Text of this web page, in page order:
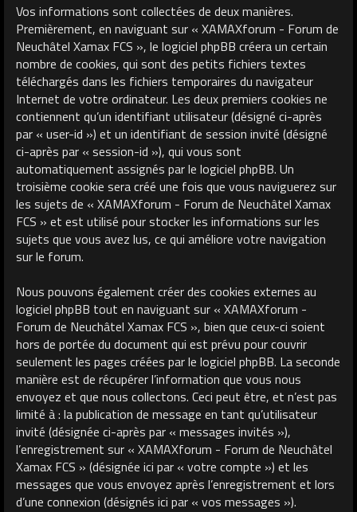
Vos informations sont collectées de deux manières.
Premièrement, en naviguant sur « XAMAXforum - Forum de
Neuchâtel Xamax FCS », le logiciel phpBB créera un certain
nombre de cookies, qui sont des petits fichiers textes
téléchargés dans les fichiers temporaires du navigateur
Internet de votre ordinateur. Les deux premiers cookies ne
contiennent qu’un identifiant utilisateur (désigné ci-après
par « user-id ») et un identifiant de session invité (désigné
ci-après par « session-id »), qui vous sont
automatiquement assignés par le logiciel phpBB. Un
troisième cookie sera créé une fois que vous naviguerez sur
les sujets de « XAMAXforum - Forum de Neuchâtel Xamax
FCS » et est utilisé pour stocker les informations sur les
sujets que vous avez lus, ce qui améliore votre navigation
sur le forum.
Nous pouvons également créer des cookies externes au
logiciel phpBB tout en naviguant sur « XAMAXforum -
Forum de Neuchâtel Xamax FCS », bien que ceux-ci soient
hors de portée du document qui est prévu pour couvrir
seulement les pages créées par le logiciel phpBB. La seconde
manière est de récupérer l’information que vous nous
envoyez et que nous collectons. Ceci peut être, et n’est pas
limité à : la publication de message en tant qu’utilisateur
invité (désignée ci-après par « messages invités »),
l’enregistrement sur « XAMAXforum - Forum de Neuchâtel
Xamax FCS » (désignée ici par « votre compte ») et les
messages que vous envoyez après l’enregistrement et lors
d’une connexion (désignés ici par « vos messages »).